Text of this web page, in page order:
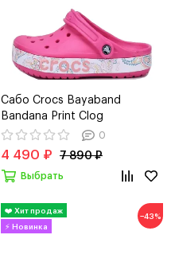
Сабо Crocs Bayaband
Bandana Print Clog
0
4 490 ₽ 7 890 ₽
Выбрать
−43%